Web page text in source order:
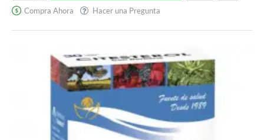
Optimizer
Compra Ahora Hacer una Pregunta